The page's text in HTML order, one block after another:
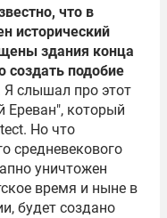
что в
исторический
здания конца
создать подобие
Я слышал про этот
Ереван", который
Но что
средневекового
уничтожен
время и ныне в
будет создано